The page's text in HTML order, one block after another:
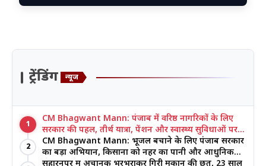
ट्रेंडिंग न्यूज
1
CM Bhagwant Mann: पंजाब में वरिष्ठ नागरिकों के लिए
सरकार की पहल, तीर्थ यात्रा, पेंशन और स्वास्थ्य सुविधाओं पर
जोर
2
CM Bhagwant Mann: भूजल बचाने के लिए पंजाब सरकार
का बड़ा अभियान, किसानों को नहर का पानी और आधुनिक
खेती का मिल रहा लाभ
सहारनपुर में अचानक भरभराकर गिरी मकान की छत, 23 साल